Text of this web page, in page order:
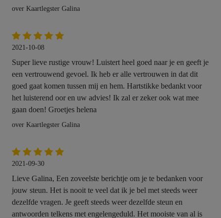
over Kaartlegster Galina
2021-10-08
Super lieve rustige vrouw! Luistert heel goed naar je en geeft je
een vertrouwend gevoel. Ik heb er alle vertrouwen in dat dit
goed gaat komen tussen mij en hem. Hartstikke bedankt voor
het luisterend oor en uw advies! Ik zal er zeker ook wat mee
gaan doen! Groetjes helena
over Kaartlegster Galina
2021-09-30
Lieve Galina, Een zoveelste berichtje om je te bedanken voor
jouw steun. Het is nooit te veel dat ik je bel met steeds weer
dezelfde vragen. Je geeft steeds weer dezelfde steun en
antwoorden telkens met engelengeduld. Het mooiste van al is